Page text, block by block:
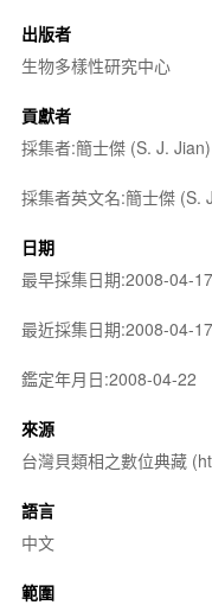
出版者
生物多樣性研究中心
貢獻者
採集者:簡士傑 (S. J. Jian)
採集者英文名:簡士傑 (S.
日期
最早採集日期:2008-04-17
最近採集日期:2008-04-17
鑑定年月日:2008-04-22
來源
台灣貝類相之數位典藏
語言
中文
範圍